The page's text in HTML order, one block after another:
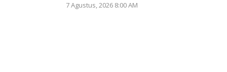
7 Agustus, 2026 8:00 AM